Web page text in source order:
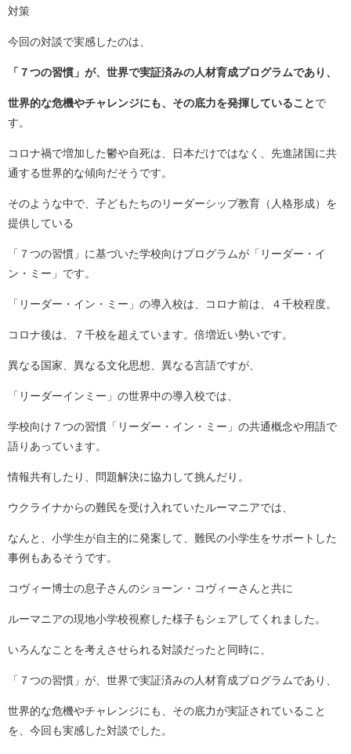
対策
今回の対談で実感したのは、
「７つの習慣」が、世界で実証済みの人材育成プログラムであり、
世界的な危機やチャレンジにも、その底力を発揮していること で
す。
コロナ禍で増加した鬱や自死は、日本だけではなく、先進諸国に共
通する世界的な傾向だそうです。
そのような中で、子どもたちのリーダーシップ教育（人格形成）を
提供している
「７つの習慣」に基づいた学校向けプログラムが「リーダー・イ
ン・ミー」です。
「リーダー・イン・ミー」の導入校は、コロナ前は、４千校程度。
コロナ後は、７千校を超えています。倍増近い勢いです。
異なる国家、異なる文化思想、異なる言語ですが、
「リーダーインミー」の世界中の導入校では、
学校向け７つの習慣「リーダー・イン・ミー」の共通概念や用語で
語りあっています。
情報共有したり、問題解決に協力して挑んだり。
ウクライナからの難民を受け入れていたルーマニアでは、
なんと、小学生が自主的に発案して、難民の小学生をサポートした
事例もあるそうです。
コヴィー博士の息子さんのショーン・コヴィーさんと共に
ルーマニアの現地小学校視察した様子もシェアしてくれました。
いろんなことを考えさせられる対談だったと同時に、
「７つの習慣」が、世界で実証済みの人材育成プログラムであり、
世界的な危機やチャレンジにも、その底力が実証されていること
を、今回も実感した対談でした。